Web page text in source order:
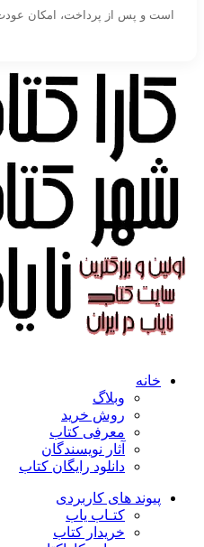
است و پس از پرداخت، امکان
خانه
وبلاگ
روش خرید
معرفی کتاب
آثار نویسندگان
دانلود رایگان کتاب
پیوند های کاربردی
کتـاب یاب
خریدار کتاب